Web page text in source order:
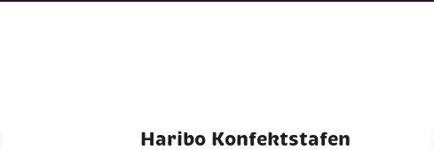
Haribo Konfektstafen